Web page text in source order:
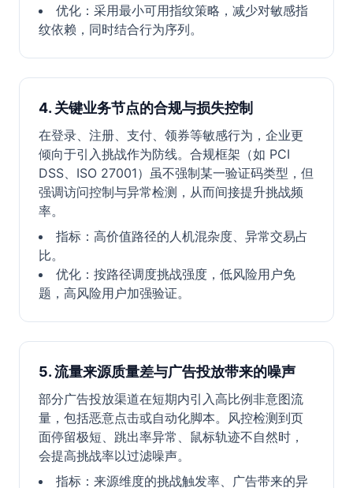
优化：采用最小可用指纹策略，减少对敏感指
纹依赖，同时结合行为序列。
4. 关键业务节点的合规与损失控制
在登录、注册、支付、领券等敏感行为，企业更
倾向于引入挑战作为防线。合规框架（如 PCI
DSS、ISO 27001）虽不强制某一验证码类型，但
强调访问控制与异常检测，从而间接提升挑战频
率。
指标：高价值路径的人机混杂度、异常交易占
比。
优化：按路径调度挑战强度，低风险用户免
题，高风险用户加强验证。
5. 流量来源质量差与广告投放带来的噪声
部分广告投放渠道在短期内引入高比例非意图流
量，包括恶意点击或自动化脚本。风控检测到页
面停留极短、跳出率异常、鼠标轨迹不自然时，
会提高挑战率以过滤噪声。
指标：来源维度的挑战触发率、广告带来的异